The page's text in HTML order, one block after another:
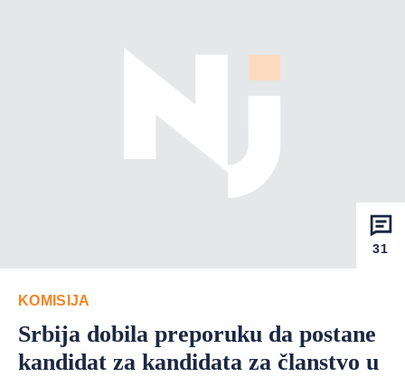
31
KOMISIJA
Srbija dobila preporuku da postane
kandidat za kandidata za članstvo u